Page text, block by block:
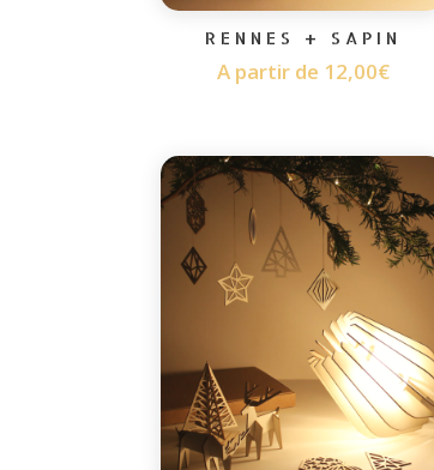
RENNES + SAPIN
A partir de 12,00€